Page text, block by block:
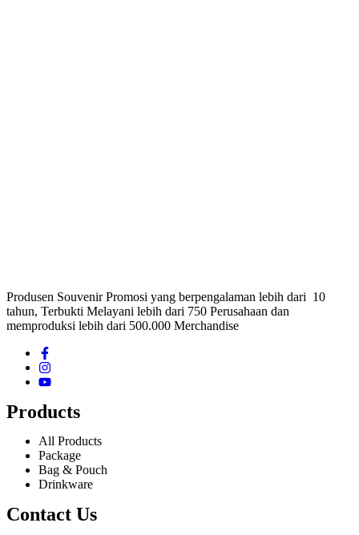
Produsen Souvenir Promosi yang berpengalaman lebih dari 10
tahun, Terbukti Melayani lebih dari 750 Perusahaan dan
memproduksi lebih dari 500.000 Merchandise
Products
All Products
Package
Bag & Pouch
Drinkware
Contact Us